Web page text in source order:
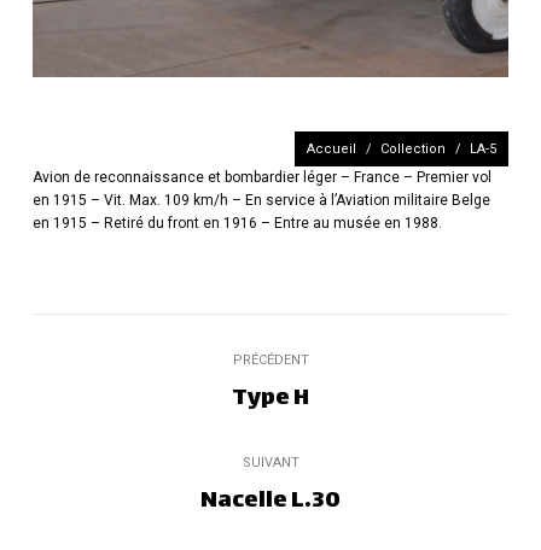
Vous êtes ici :
Accueil Collection LA-5
Avion de reconnaissance et bombardier léger – France – Premier vol
en 1915 – Vit. Max. 109 km/h – En service à l’Aviation militaire Belge
en 1915 – Retiré du front en 1916 – Entre au musée en 1988.
commentaire
PRÉCÉDENT
Onglet
Type H
SUIVANT
Projets
Nacelle L.30